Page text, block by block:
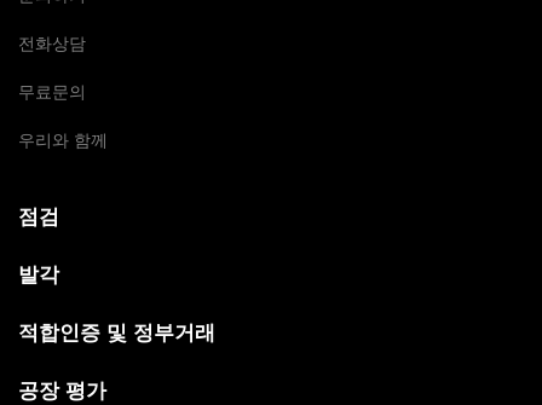
전화상담
무료문의
우리와 함께
점검
발각
적합인증 및 정부거래
공장 평가